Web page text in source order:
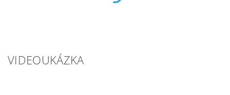
VIDEOUKÁZKA